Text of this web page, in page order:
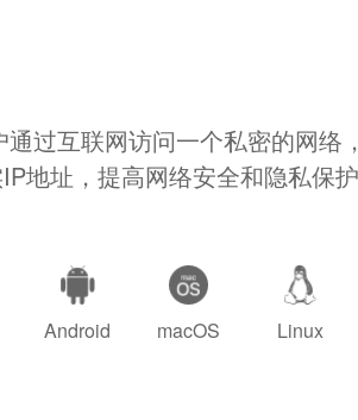
通过互联网访问一个私密的网络
地址，提高网络安全和隐私保护
Android macOS Linux